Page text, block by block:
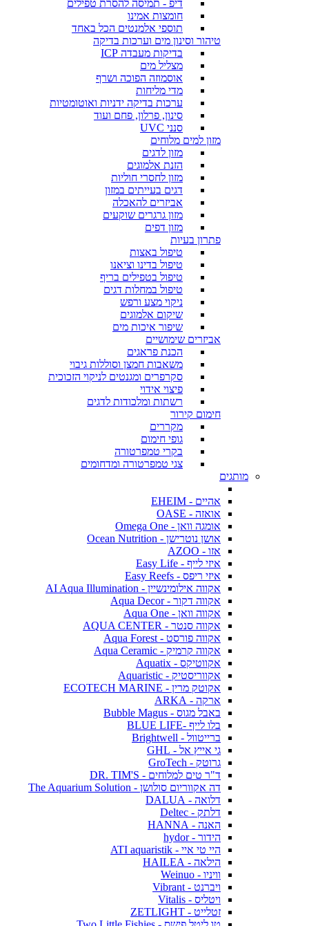
דיפ - תמיסה להסרת טפילים
חומצות אמינו
תוספי אלמנטים הכל באחד
טיהור וסינון מים וערכות בדיקה
בדיקות מעבדה ICP
מצליל מים
אוסמוזה הפוכה ושרף
מדי מליחות
ערכות בדיקה ידניות ואוטומטיות
סינון, פרלון, פחם ועוד
סנני UVC
מזון למים מלוחים
מזון לדגים
הזנת אלמוגים
מזון לחסרי חוליות
דגים בעייתים במזון
אביזרים להאכלה
מזון גרגרים שוקעים
מזון דפים
פתרון בעיות
טיפול באצות
טיפול בדינו וציאנו
טיפול בטפילים בריף
טיפול במחלות דגים
ניקוי מצע ורפש
שיקום אלמוגים
שיפור איכות מים
אביזרים שימושיים
הכנת פראגים
משאבות חמצן וסוללות גיבוי
סקרפרים ומגנטים לניקוי הזכוכית
פיצוי אידוי
רשתות ומלכודות לדגים
חימום קירור
מקררים
גופי חימום
בקרי טמפרטורה
צגי טמפרטורה ומדחומים
מותגים
אהיים - EHEIM
אואזה - OASE
אומגה וואן - Omega One
אושן נוטרישן - Ocean Nutrition
אזו - AZOO
איזי לייף - Easy Life
איזי ריפס - Easy Reefs
אקווה אילומינשיין - AI Aqua Illumination
אקווה דקור - Aqua Decor
אקווה וואן - Aqua One
אקווה סנטר - AQUA CENTER
אקווה פורסט - Aqua Forest
אקווה קרמיק - Aqua Ceramic
אקווטיקס - Aquatix
אקווריסטיק - Aquaristic
אקוטק מרין - ECOTECH MARINE
ארקה - ARKA
באבל מגוס - Bubble Magus
בלו לייף -BLUE LIFE
ברייטוול - Brightwell
גי אייץ אל - GHL
גרוטק - GroTech
ד"ר טים למלוחים - DR. TIM'S
דה אקווריום סולושן - The Aquarium Solution
דלואה - DALUA
דלתק - Deltec
האנה - HANNA
הידור - hydor
היי טי איי - ATI aquaristik
הילאה - HAILEA
וויניו - Weinuo
ויברנט - Vibrant
ויטליס - Vitalis
זטלייט - ZETLIGHT